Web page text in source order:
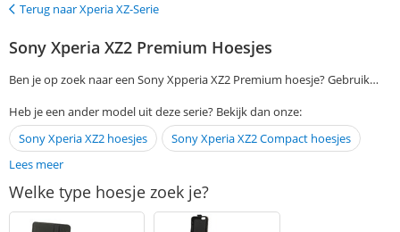
Terug
Terug naar Xperia XZ-Serie
Sony Xperia XZ2 Premium Hoesjes
Ben je op zoek naar een Sony Xpperia XZ2 Premium hoesje? Gebruik
favoriete hoesje of case te vinden. Bestel vervolgens op werkdagen voor
13:00 en ontvang jouw bestelling de volgende dag al thuis. Zonder
verzendkosten!
Heb je een ander model uit deze serie? Bekijk dan onze:
Sony Xperia XZ2 hoesjes
Sony Xperia XZ2 Compact hoesjes
Lees meer
Welke type hoesje zoek je?